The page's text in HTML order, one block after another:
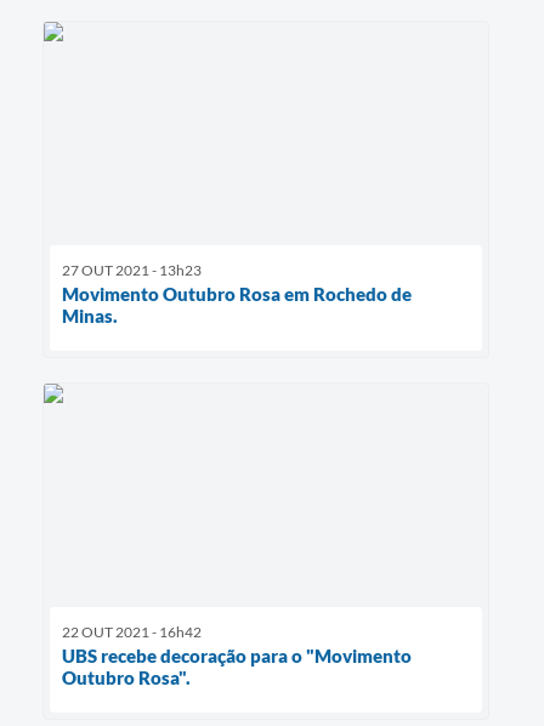
27 OUT 2021 - 13h23
Movimento Outubro Rosa em Rochedo de
Minas.
22 OUT 2021 - 16h42
UBS recebe decoração para o "Movimento
Outubro Rosa".